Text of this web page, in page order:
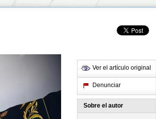
Ver el artículo original
Denunciar
Sobre el autor